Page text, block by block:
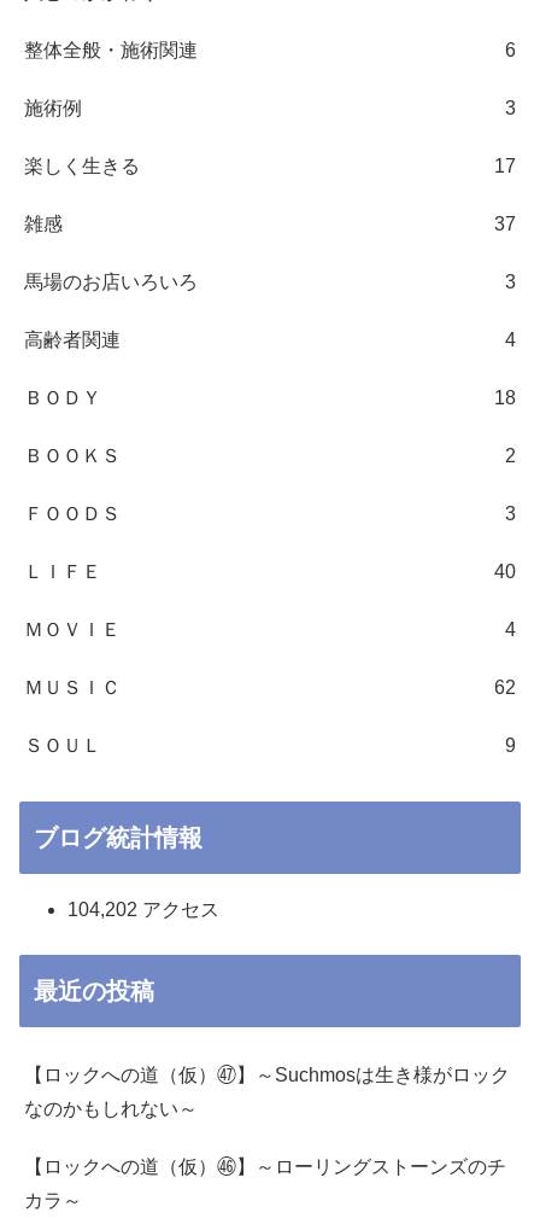
整体全般・施術関連 6
施術例 3
楽しく生きる 17
雑感 37
馬場のお店いろいろ 3
高齢者関連 4
ＢＯＤＹ 18
ＢＯＯＫＳ 2
ＦＯＯＤＳ 3
ＬＩＦＥ 40
ＭＯＶＩＥ 4
ＭＵＳＩＣ 62
ＳＯＵＬ 9
ブログ統計情報
104,202 アクセス
最近の投稿
【ロックへの道（仮）㊼】～Suchmosは生き様がロック
なのかもしれない～
【ロックへの道（仮）㊻】～ローリングストーンズのチ
カラ～